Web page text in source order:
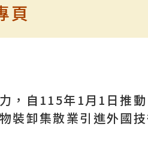
頁
，自115年1月1日推
裝卸集散業引進外國